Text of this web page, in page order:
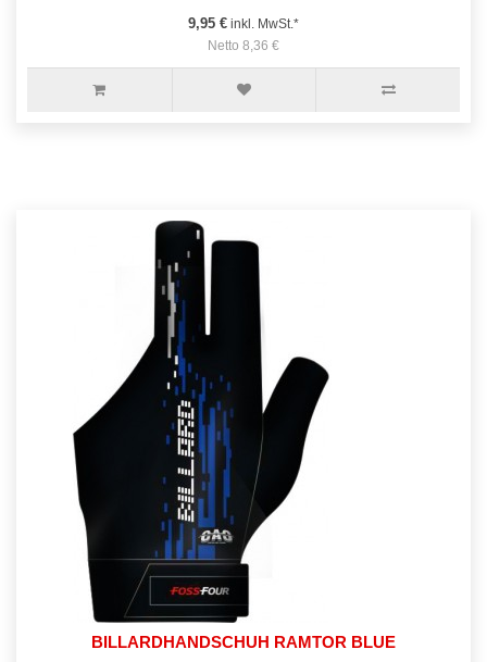
9,95 € inkl. MwSt.*
Netto 8,36 €
BILLARDHANDSCHUH RAMTOR BLUE